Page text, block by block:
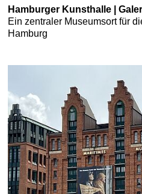
Hamburger Kunsthalle |
Ein zentraler Museumsort für
Hamburg